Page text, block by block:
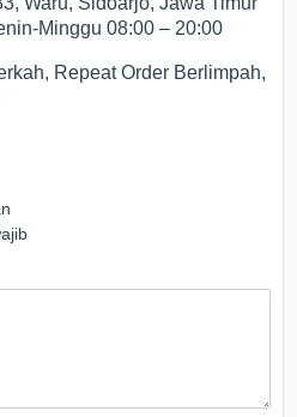
Minggu 08:00 – 20:00
Repeat Order Berlimpah,